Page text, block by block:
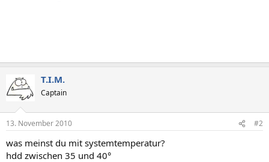
T.I.M.
Captain
13. November 2010 #2
was meinst du mit systemtemperatur?
hdd zwischen 35 und 40°